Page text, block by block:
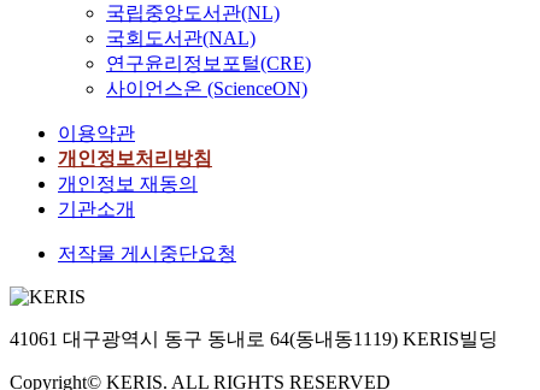
국립중앙도서관(NL)
국회도서관(NAL)
연구윤리정보포털(CRE)
사이언스온 (ScienceON)
이용약관
개인정보처리방침
개인정보 재동의
기관소개
저작물 게시중단요청
41061 대구광역시 동구 동내로 64(동내동1119) KERIS빌딩
Copyright© KERIS. ALL RIGHTS RESERVED